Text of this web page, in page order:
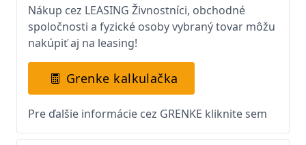
Nákup cez LEASING Živnostníci, obchodné
spoločnosti a fyzické osoby vybraný tovar môžu
nakúpiť aj na leasing!
Grenke kalkulačka
Pre ďalšie informácie cez GRENKE kliknite sem